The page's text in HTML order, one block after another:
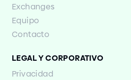
Exchanges
Equipo
Contacto
LEGAL Y CORPORATIVO
Privacidad